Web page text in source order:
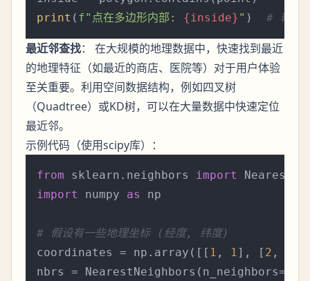
print ( f"点在多边形内部: {inside} " ) # 输出
最近邻查找： 在大规模的地理数据中，快速找到最近
的地理特征（如最近的商店、医院等）对于用户体验
至关重要。利用空间数据结构，例如四叉树
（Quadtree）或KD树，可以在大量数据中快速定位
最近邻。
示例代码（使用scipy库）：
from sklearn.neighbors import
import
numpy as np
# 假设有一些地理坐标 (经度, 纬度)
coordinates = np.array([[ 1 , 1], [ 2 ,
nbrs = NearestNeighbors(n_neighbors=